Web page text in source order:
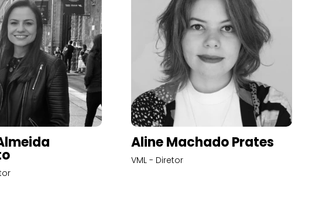
Aline Machado Prates
VML - Diretor